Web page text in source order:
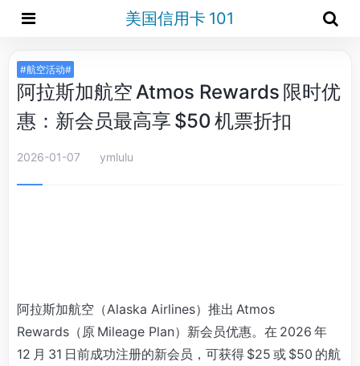
美国信用卡 101
#航空活动#
阿拉斯加航空 Atmos Rewards 限时优
惠：新会员最高享 $50 机票折扣
2026-01-07 ymlulu
阿拉斯加航空（Alaska Airlines）推出 Atmos
Rewards（原 Mileage Plan）新会员优惠。在 2026 年
12 月 31 日前成功注册的新会员，可获得 $25 或 $50 的航